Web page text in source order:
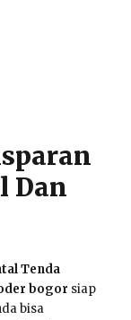
Dan
Tenda
bogor siap
bisa